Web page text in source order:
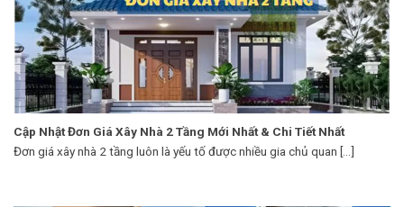
Cập Nhật Đơn Giá Xây Nhà 2 Tầng Mới Nhất & Chi Tiết Nhất
Đơn giá xây nhà 2 tầng luôn là yếu tố được nhiều gia chủ quan [...]